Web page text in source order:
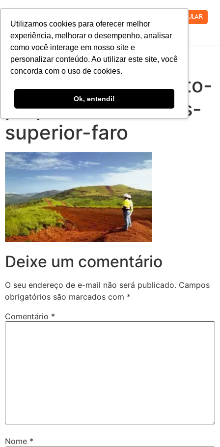
Utilizamos cookies para oferecer melhor
experiência, melhorar o desempenho, analisar
como você interage em nosso site e
personalizar conteúdo. Ao utilizar este site, você
concorda com o uso de cookies.
Ok, entendi!
VESTIBULAR
pos-graduacao-
georreferenciamento-
propriedades-rurais-
superior-faro
Deixe um comentário
O seu endereço de e-mail não será publicado. Campos
obrigatórios são marcados com *
Comentário *
Nome *